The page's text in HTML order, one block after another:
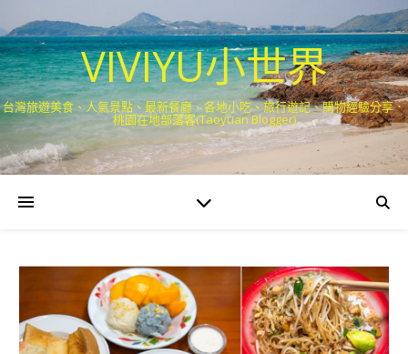
VIVIYU小世界
台灣旅遊美食、人氣景點、最新餐廳、各地小吃、旅行遊記、購物經驗分享．
桃園在地部落客(Taoyuan Blogger)